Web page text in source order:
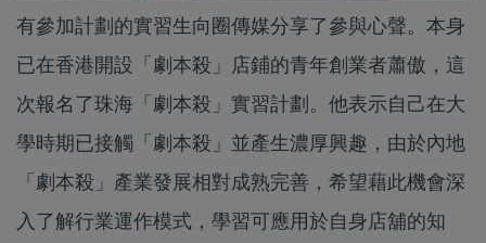
有參加計劃的實習生向圈傳媒分享了參與心聲。本身
已在香港開設「劇本殺」店鋪的青年創業者蕭傲，這
次報名了珠海「劇本殺」實習計劃。他表示自己在大
學時期已接觸「劇本殺」並產生濃厚興趣，由於內地
「劇本殺」產業發展相對成熟完善，希望藉此機會深
入了解行業運作模式，學習可應用於自身店舖的知